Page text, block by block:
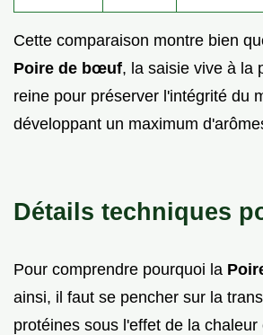
Cette comparaison montre bien
Poire de bœuf, la saisie vive à la
reine pour préserver l'intégrité du
développant un maximum
Détails techniques
Pour comprendre pourquoi la
ainsi, il faut se pencher sur la
protéines sous l'effet de la